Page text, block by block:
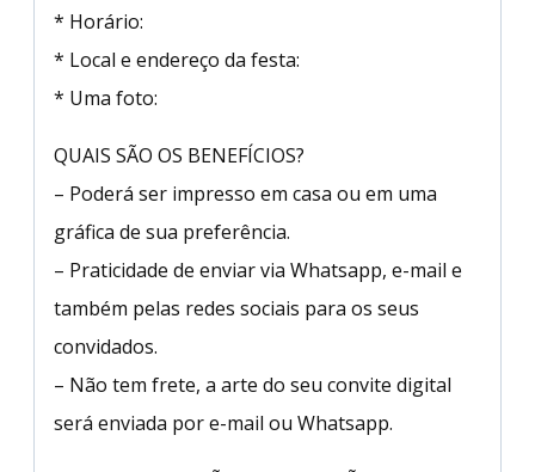
* Horário:
* Local e endereço da festa:
* Uma foto:
QUAIS SÃO OS BENEFÍCIOS?
– Poderá ser impresso em casa ou em uma
gráfica de sua preferência.
– Praticidade de enviar via Whatsapp, e-mail e
também pelas redes sociais para os seus
convidados.
– Não tem frete, a arte do seu convite digital
será enviada por e-mail ou Whatsapp.